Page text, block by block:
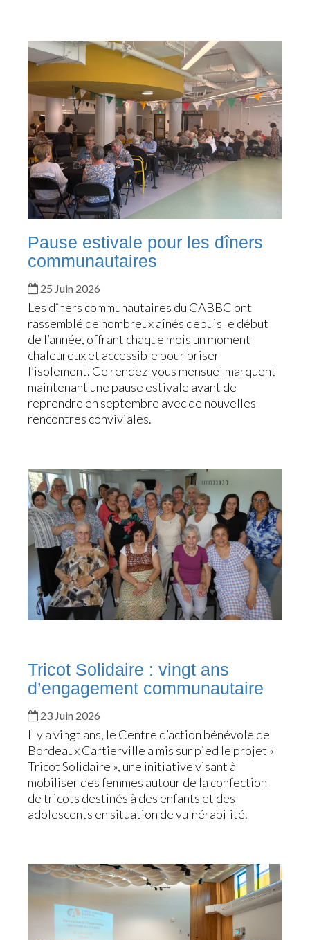
Pause estivale pour les dîners
communautaires
25 Juin 2026
Les dîners communautaires du CABBC ont
rassemblé de nombreux aînés depuis le début
de l’année, offrant chaque mois un moment
chaleureux et accessible pour briser
l’isolement. Ce rendez-vous mensuel marquent
maintenant une pause estivale avant de
reprendre en septembre avec de nouvelles
rencontres conviviales.
Tricot Solidaire : vingt ans
d’engagement communautaire
23 Juin 2026
Il y a vingt ans, le Centre d’action bénévole de
Bordeaux Cartierville a mis sur pied le projet «
Tricot Solidaire », une initiative visant à
mobiliser des femmes autour de la confection
de tricots destinés à des enfants et des
adolescents en situation de vulnérabilité.